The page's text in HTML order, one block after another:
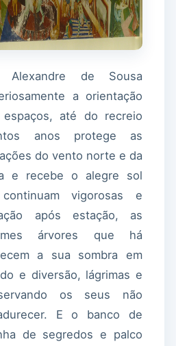
Alexandre de Sousa
a orientação
até do recreio
anos protege as
do vento norte e da
e recebe o alegre sol
vigorosas e
após estação, as
árvores que há
a sua sombra em
e diversão, lágrimas e
os seus não
E o banco de
de segredos e palco